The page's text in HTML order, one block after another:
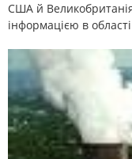
США й
інформацією в